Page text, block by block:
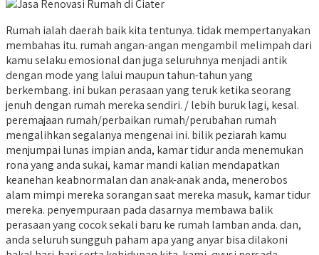
Rumah ialah daerah baik kita tentunya. tidak mempertanyakan
membahas itu. rumah angan-angan mengambil melimpah dari
kamu selaku emosional dan juga seluruhnya menjadi antik
dengan mode yang lalui maupun tahun-tahun yang
berkembang. ini bukan perasaan yang teruk ketika seorang
jenuh dengan rumah mereka sendiri. / lebih buruk lagi, kesal.
peremajaan rumah/perbaikan rumah/perubahan rumah
mengalihkan segalanya mengenai ini. bilik peziarah kamu
menjumpai lunas impian anda, kamar tidur anda menemukan
rona yang anda sukai, kamar mandi kalian mendapatkan
keanehan keabnormalan dan anak-anak anda, menerobos
alam mimpi mereka sorangan saat mereka masuk, kamar tidur
mereka. penyempuraan pada dasarnya membawa balik
perasaan yang cocok sekali baru ke rumah lamban anda. dan,
anda seluruh sungguh paham apa yang anyar bisa dilakoni